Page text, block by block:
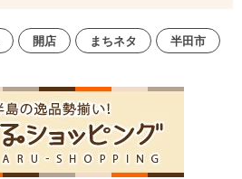
開店 まちネタ 半田市